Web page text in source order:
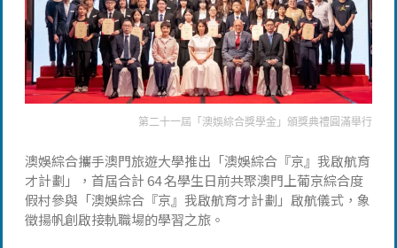
第二十一屆「澳娛綜合獎學金」頒獎典禮圓滿舉行
澳娛綜合攜手澳門旅遊大學推出「澳娛綜合『京』我啟航育
才計劃」，首屆合計 64 名學生日前共聚澳門上葡京綜合度
假村參與「澳娛綜合『京』我啟航育才計劃」啟航儀式，象
徵揚帆創啟接軌職場的學習之旅。